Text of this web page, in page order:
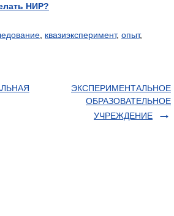
НИР?
квазиэксперимент, опыт,
ЭКСПЕРИМЕНТАЛЬНОЕ
ОБРАЗОВАТЕЛЬНОЕ
УЧРЕЖДЕНИЕ